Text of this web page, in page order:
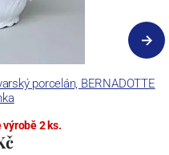
porcelán, BERNADOTTE
2 ks.